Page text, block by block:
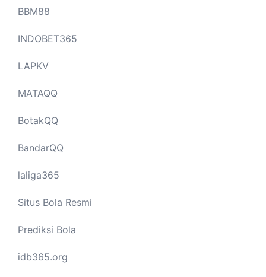
BBM88
INDOBET365
LAPKV
MATAQQ
BotakQQ
BandarQQ
laliga365
Situs Bola Resmi
Prediksi Bola
idb365.org